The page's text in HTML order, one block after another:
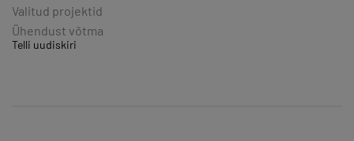
Valitud projektid
Ühendust võtma
Telli uudiskiri